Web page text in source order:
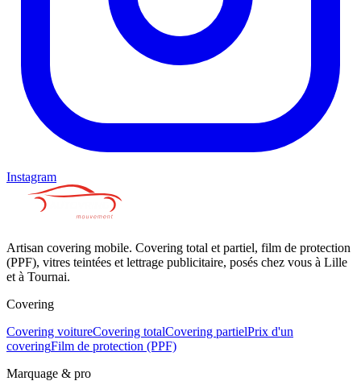
Instagram
Artisan covering mobile. Covering total et partiel, film de protection
(PPF), vitres teintées et lettrage publicitaire, posés chez vous à Lille
et à Tournai.
Covering
Covering voitureCovering totalCovering partielPrix d'un
coveringFilm de protection (PPF)
Marquage & pro